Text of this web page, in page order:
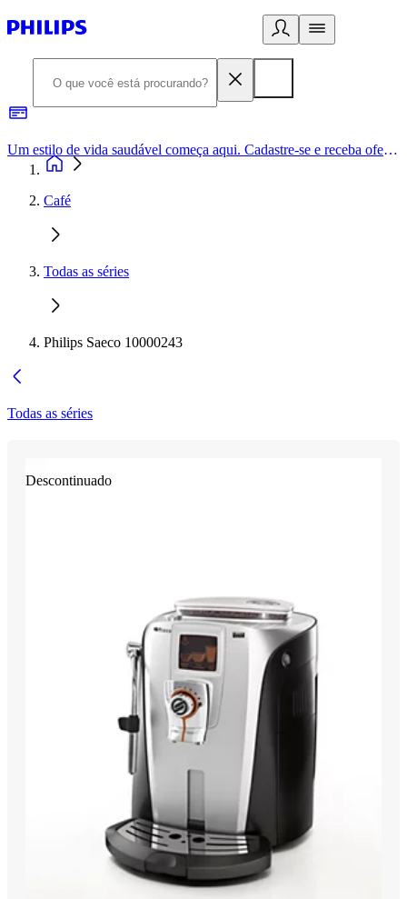
Um estilo de vida saudável começa aqui. Cadastre-se e receba ofertas exclusivas.
Café
Todas as séries
Philips Saeco 10000243
Todas as séries
Descontinuado